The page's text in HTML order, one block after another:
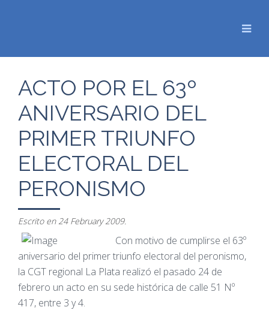
ACTO POR EL 63º
ANIVERSARIO DEL
PRIMER TRIUNFO
ELECTORAL DEL
PERONISMO
Escrito en 24 February 2009.
Con motivo de cumplirse el 63º
aniversario del primer triunfo electoral del peronismo,
la CGT regional La Plata realizó el pasado 24 de
febrero un acto en su sede histórica de calle 51 Nº
417, entre 3 y 4.